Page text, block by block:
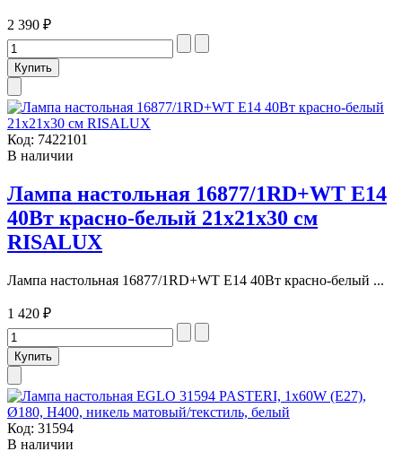
2 390 ₽
Код: 7422101
В наличии
Лампа настольная 16877/1RD+WT E14
40Вт красно-белый 21х21х30 см
RISALUX
Лампа настольная 16877/1RD+WT E14 40Вт красно-белый ...
1 420 ₽
Код: 31594
В наличии